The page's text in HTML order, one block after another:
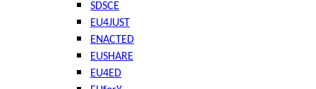
SDSCE
EU4JUST
ENACTED
EUSHARE
EU4ED